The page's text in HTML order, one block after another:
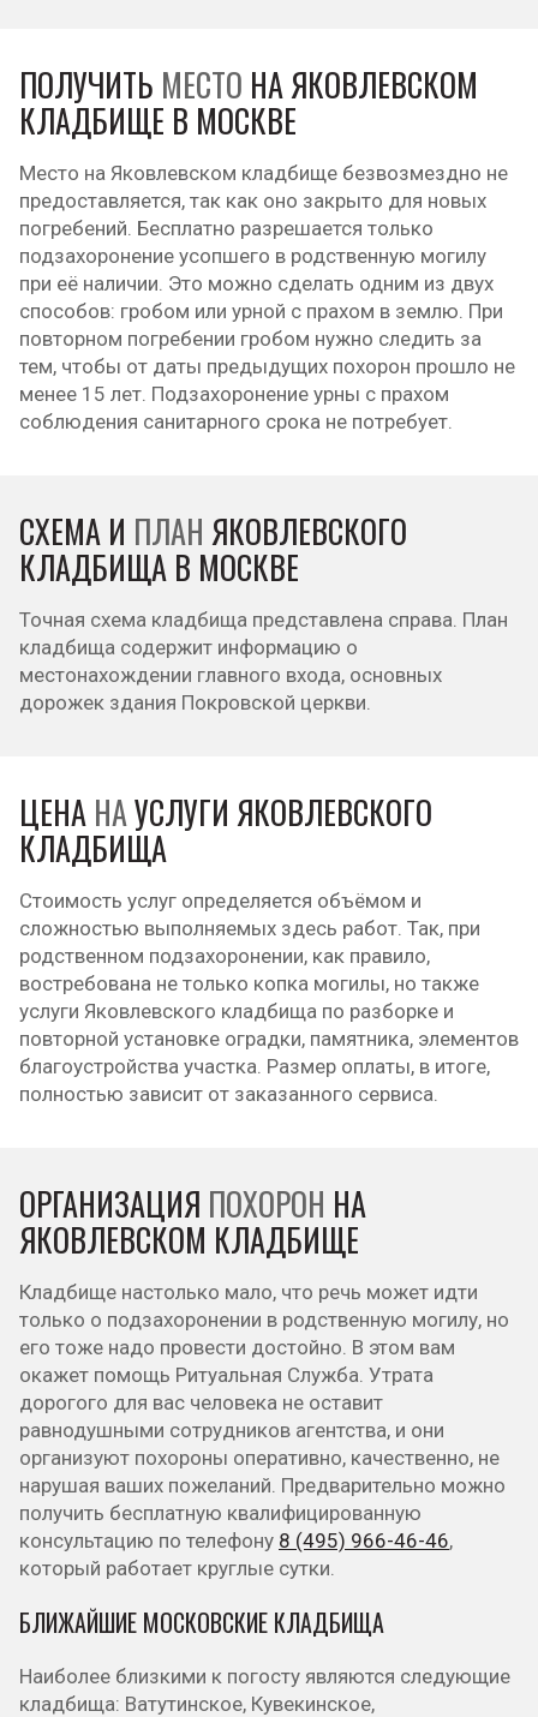
ПОЛУЧИТЬ МЕСТО НА ЯКОВЛЕВСКОМ
КЛАДБИЩЕ В МОСКВЕ
Место на Яковлевском кладбище безвозмездно не
предоставляется, так как оно закрыто для новых
погребений. Бесплатно разрешается только
подзахоронение усопшего в родственную могилу
при её наличии. Это можно сделать одним из двух
способов: гробом или урной с прахом в землю. При
повторном погребении гробом нужно следить за
тем, чтобы от даты предыдущих похорон прошло не
менее 15 лет. Подзахоронение урны с прахом
соблюдения санитарного срока не потребует.
СХЕМА И ПЛАН ЯКОВЛЕВСКОГО
КЛАДБИЩА В МОСКВЕ
Точная схема кладбища представлена справа. План
кладбища содержит информацию о
местонахождении главного входа, основных
дорожек здания Покровской церкви.
ЦЕНА НАУСЛУГИ ЯКОВЛЕВСКОГО
КЛАДБИЩА
Стоимость услуг определяется объёмом и
сложностью выполняемых здесь работ. Так, при
родственном подзахоронении, как правило,
востребована не только копка могилы, но также
услуги Яковлевского кладбища по разборке и
повторной установке оградки, памятника, элементов
благоустройства участка. Размер оплаты, в итоге,
полностью зависит от заказанного сервиса.
ОРГАНИЗАЦИЯ ПОХОРОН НА
ЯКОВЛЕВСКОМ КЛАДБИЩЕ
Кладбище настолько мало, что речь может идти
только о подзахоронении в родственную могилу, но
его тоже надо провести достойно. В этом вам
окажет помощь Ритуальная Служба. Утрата
дорогого для вас человека не оставит
равнодушными сотрудников агентства, и они
организуют похороны оперативно, качественно, не
нарушая ваших пожеланий. Предварительно можно
получить бесплатную квалифицированную
консультацию по телефону 8 (495) 966-46-46,
который работает круглые сутки.
БЛИЖАЙШИЕ МОСКОВСКИЕ КЛАДБИЩА
Наиболее близкими к погосту являются следующие
кладбища: Ватутинское, Кувекинское,